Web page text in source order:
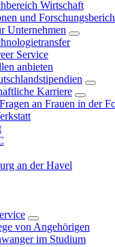
Wirtschaft
und
Unternehmen
Service
anbieten
Karriere
an Frauen in der
an der Havel
von Angehörigen
im Studium